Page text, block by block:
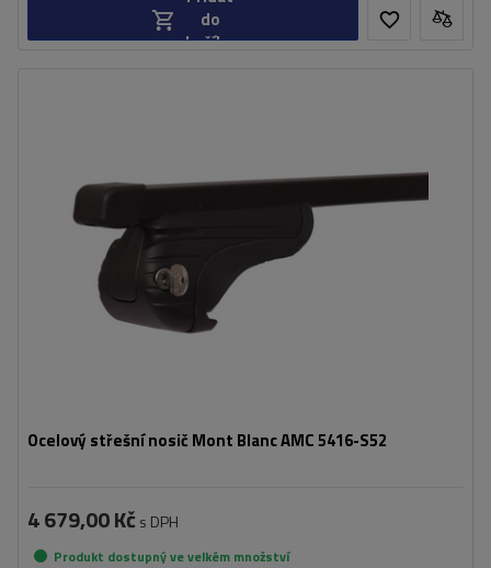
do
košíku
Ocelový střešní nosič Mont Blanc AMC 5416-S52
4 679,00 Kč s DPH
Produkt dostupný ve velkém množství